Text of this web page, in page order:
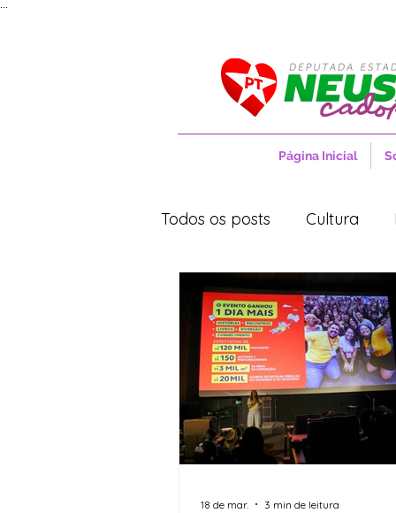
Página Inicial
Todos os posts Cultura
Movimentos Sociais
Saúde Projetos de Lei
Indicação Água
Agricultura Familiar
18 de mar. 3 min de leitura